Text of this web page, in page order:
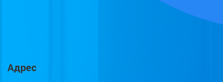
Адрес